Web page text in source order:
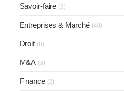
Savoir-faire (3)
Entreprises & Marché (40)
Droit (8)
M&A (3)
Finance (2)